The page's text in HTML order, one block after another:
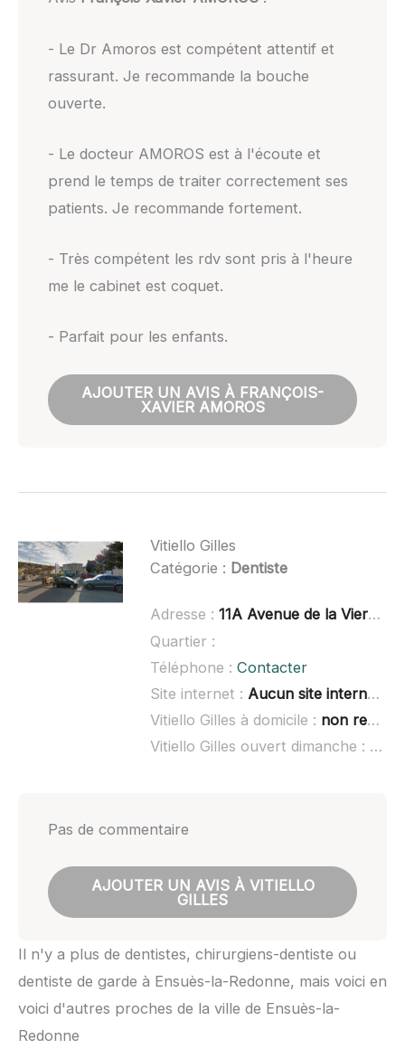
- Le Dr Amoros est compétent attentif et
rassurant. Je recommande la bouche
ouverte.
- Le docteur AMOROS est à l'écoute et
prend le temps de traiter correctement ses
patients. Je recommande fortement.
- Très compétent les rdv sont pris à l'heure
me le cabinet est coquet.
- Parfait pour les enfants.
AJOUTER UN AVIS À FRANÇOIS-
XAVIER AMOROS
Vitiello Gilles
Catégorie : Dentiste
Adresse : 11A Avenue de la Vierge, 13820 Ensuès-la-Redonne
Quartier :
Téléphone : Contacter
Site internet : Aucun site internet connu
Vitiello Gilles à domicile : non renseigné
Vitiello Gilles ouvert dimanche :
non
Pas de commentaire
AJOUTER UN AVIS À VITIELLO
GILLES
Il n'y a plus de dentistes, chirurgiens-dentiste ou
dentiste de garde à Ensuès-la-Redonne, mais voici en
voici d'autres proches de la ville de Ensuès-la-
Redonne